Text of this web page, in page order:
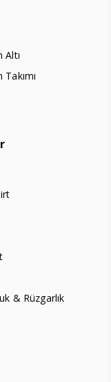
Altı
& Rüzgarlık